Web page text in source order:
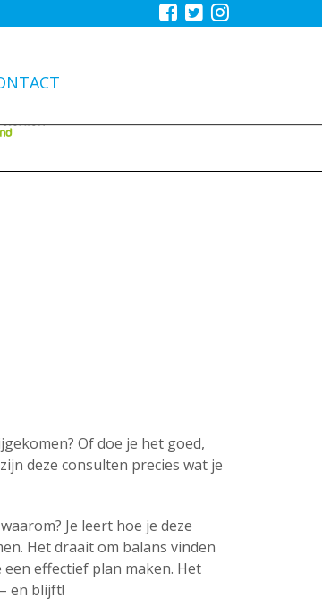
Of doe je het goed,
deze consulten precies wat je
Je leert hoe je deze
Het draait om balans vinden
effectief plan maken. Het
en blijft!